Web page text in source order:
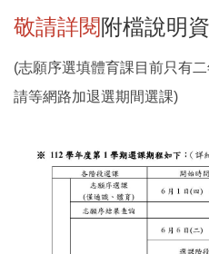
敬請詳閱 附檔說明
(志願序選填體育課目前只有
請等網路加退選期間選課)